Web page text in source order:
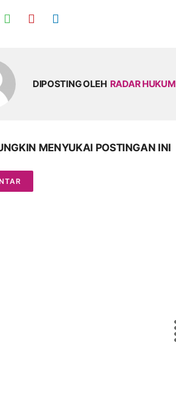
DIPOSTING OLEH RADAR HUKUM
MENYUKAI POSTINGAN INI